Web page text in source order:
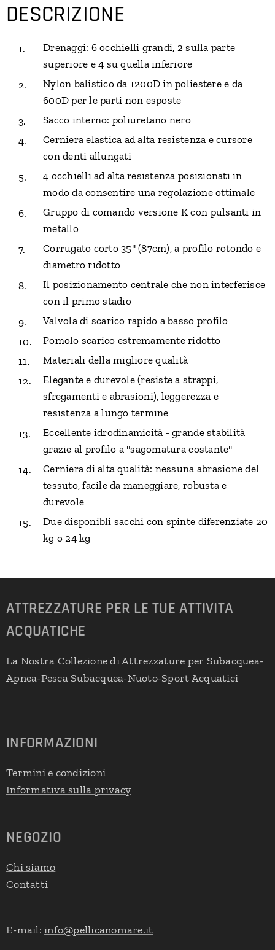
DESCRIZIONE
Drenaggi: 6 occhielli grandi, 2 sulla parte
superiore e 4 su quella inferiore
Nylon balistico da 1200D in poliestere e da
600D per le parti non esposte
Sacco interno: poliuretano nero
Cerniera elastica ad alta resistenza e cursore
con denti allungati
4 occhielli ad alta resistenza posizionati in
modo da consentire una regolazione ottimale
Gruppo di comando versione K con pulsanti in
metallo
Corrugato corto 35" (87cm), a profilo rotondo e
diametro ridotto
Il posizionamento centrale che non interferisce
con il primo stadio
Valvola di scarico rapido a basso profilo
Pomolo scarico estremamente ridotto
Materiali della migliore qualità
Elegante e durevole (resiste a strappi,
sfregamenti e abrasioni), leggerezza e
resistenza a lungo termine
Eccellente idrodinamicità - grande stabilità
grazie al profilo a "sagomatura costante"
Cerniera di alta qualità: nessuna abrasione del
tessuto, facile da maneggiare, robusta e
durevole
Due disponibli sacchi con spinte diferenziate 20
kg o 24 kg
ATTREZZATURE PER LE TUE ATTIVITA
ACQUATICHE
La Nostra Collezione di Attrezzature per Subacquea-
Apnea-Pesca Subacquea-Nuoto-Sport Acquatici
INFORMAZIONI
Termini e condizioni
Informativa sulla privacy
NEGOZIO
Chi siamo
Contatti
E-mail:info@pellicanomare.it